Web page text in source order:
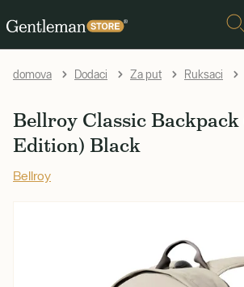
domova Dodaci Za put Ruksaci
Bellroy Classic
Edition) Black
Bellroy